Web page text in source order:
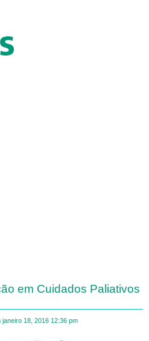
em Cuidados Paliativos
janeiro 18, 2016 12:36 pm